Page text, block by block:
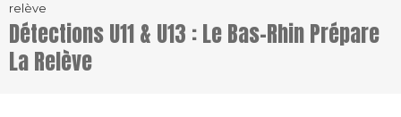
relève
Détections U11 & U13 : Le Bas-Rhin Prépare
La Relève